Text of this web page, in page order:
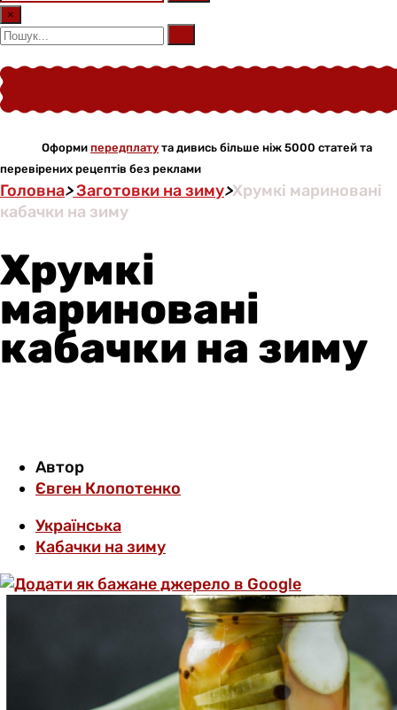
×
Оформи передплату та дивись більше ніж 5000 статей та
перевірених рецептів без реклами
Головна>Заготовки на зиму>Хрумкі мариновані
кабачки на зиму
Хрумкі
мариновані
кабачки на зиму
Автор
Євген Клопотенко
Українська
Кабачки на зиму